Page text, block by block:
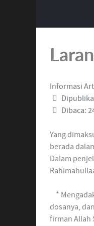
Informasi
Dibaca:
Yang
berada
Dalam
*
dosanya,
firman Allah